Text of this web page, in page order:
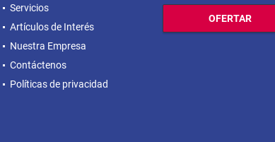
Servicios
Artículos de Interés
Nuestra Empresa
Contáctenos
Políticas de privacidad
OFERTAR